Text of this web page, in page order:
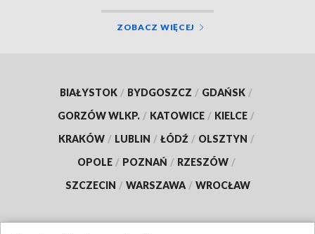
ZOBACZ WIĘCEJ
BIAŁYSTOK / BYDGOSZCZ / GDAŃSK /
GORZÓW WLKP. / KATOWICE / KIELCE /
KRAKÓW / LUBLIN / ŁÓDŹ / OLSZTYN /
OPOLE / POZNAŃ / RZESZÓW /
SZCZECIN / WARSZAWA / WROCŁAW